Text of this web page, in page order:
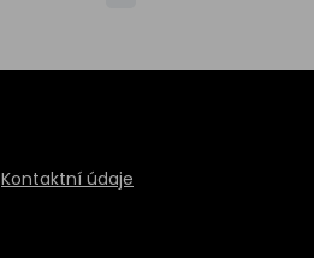
Kontaktní údaje